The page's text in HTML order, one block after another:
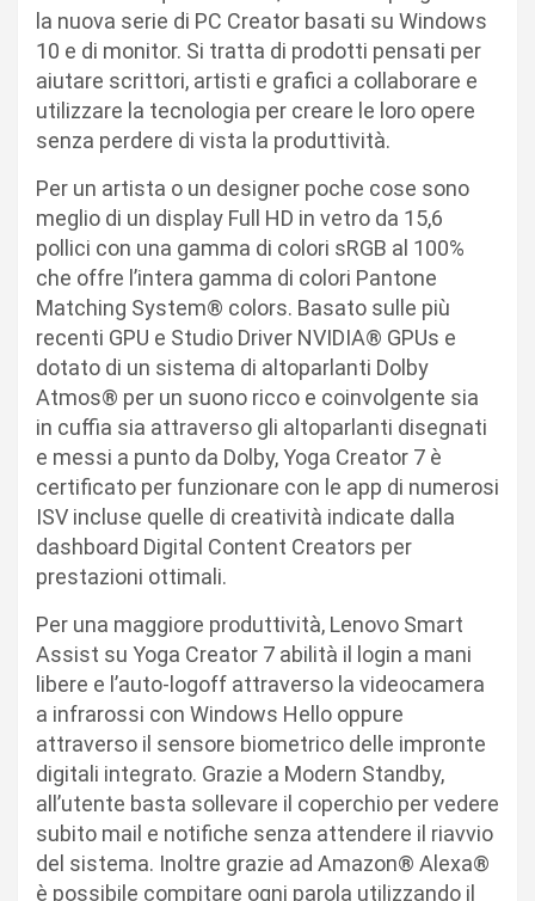
la nuova serie di PC Creator basati su Windows
10 e di monitor. Si tratta di prodotti pensati per
aiutare scrittori, artisti e grafici a collaborare e
utilizzare la tecnologia per creare le loro opere
senza perdere di vista la produttività.
Per un artista o un designer poche cose sono
meglio di un display Full HD in vetro da 15,6
pollici con una gamma di colori sRGB al 100%
che offre l’intera gamma di colori Pantone
Matching System® colors. Basato sulle più
recenti GPU e Studio Driver NVIDIA® GPUs e
dotato di un sistema di altoparlanti Dolby
Atmos® per un suono ricco e coinvolgente sia
in cuffia sia attraverso gli altoparlanti disegnati
e messi a punto da Dolby, Yoga Creator 7 è
certificato per funzionare con le app di numerosi
ISV incluse quelle di creatività indicate dalla
dashboard Digital Content Creators per
prestazioni ottimali.
Per una maggiore produttività, Lenovo Smart
Assist su Yoga Creator 7 abilità il login a mani
libere e l’auto-logoff attraverso la videocamera
a infrarossi con Windows Hello oppure
attraverso il sensore biometrico delle impronte
digitali integrato. Grazie a Modern Standby,
all’utente basta sollevare il coperchio per vedere
subito mail e notifiche senza attendere il riavvio
del sistema. Inoltre grazie ad Amazon® Alexa®
è possibile compitare ogni parola utilizzando il